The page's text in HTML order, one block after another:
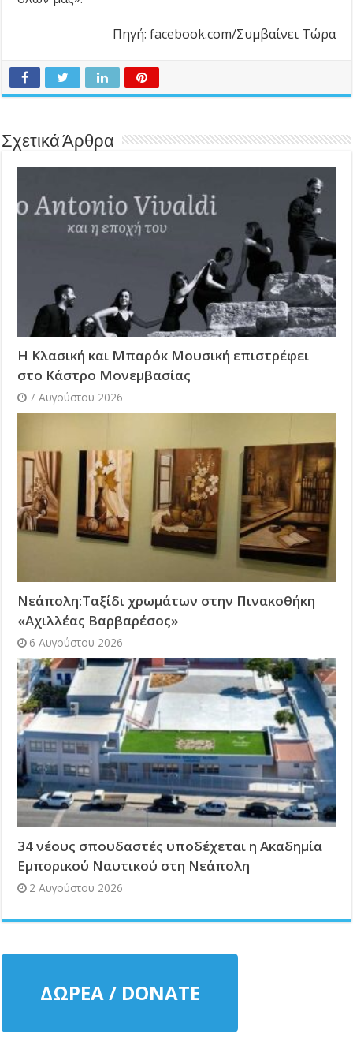
Πηγή: facebook.com/Συμβαίνει Τώρα
Σχετικά Άρθρα
Η Κλασική και Μπαρόκ Μουσική επιστρέφει
στο Κάστρο Μονεμβασίας
7 Αυγούστου 2026
Νεάπολη:Ταξίδι χρωμάτων στην Πινακοθήκη
«Αχιλλέας Βαρβαρέσος»
6 Αυγούστου 2026
34 νέους σπουδαστές υποδέχεται η Ακαδημία
Εμπορικού Ναυτικού στη Νεάπολη
2 Αυγούστου 2026
ΔΩΡΕΑ / DONATE